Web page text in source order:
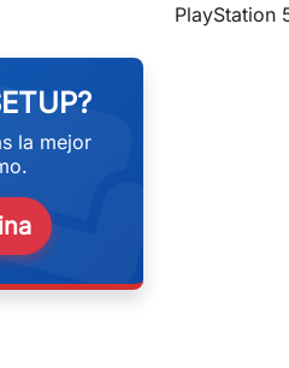
PlayStation
la mejor